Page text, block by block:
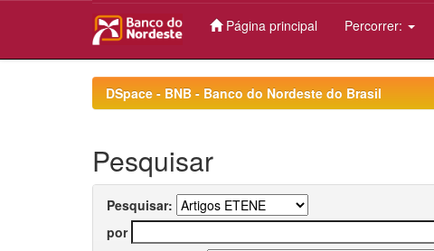
Página principal Percorrer:
DSpace - BNB - Banco do Nordeste do Brasil
Pesquisar
Pesquisar:
por